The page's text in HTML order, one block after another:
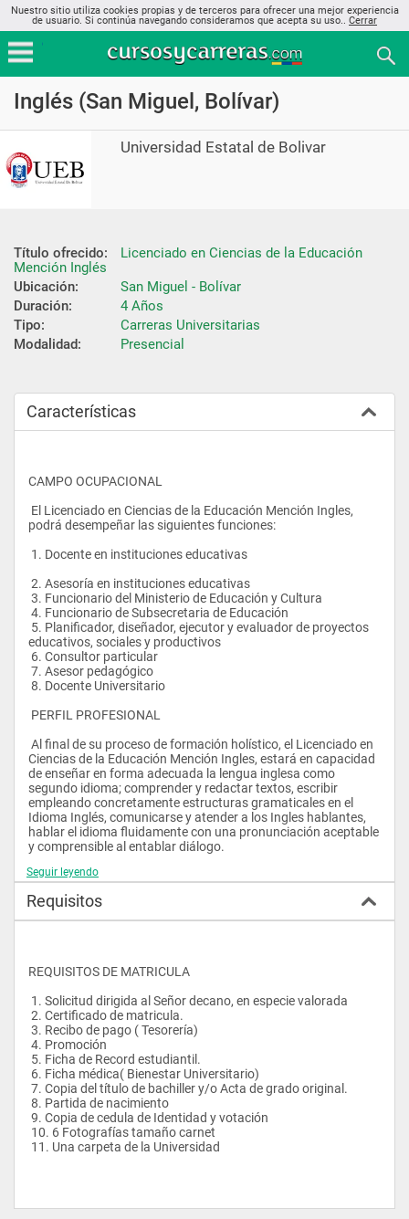
Nuestro sitio utiliza cookies propias y de terceros para ofrecer una mejor experiencia
de usuario. Si continúa navegando consideramos que acepta su uso.. Cerrar
Inglés (San Miguel, Bolívar)
Universidad Estatal de Bolivar
Título ofrecido:
Licenciado en Ciencias de la Educación
Mención Inglés
Ubicación:
San Miguel - Bolívar
Duración:
4 Años
Tipo:
Carreras Universitarias
Modalidad:
Presencial
Características
CAMPO OCUPACIONAL
podrá desempeñar las siguientes funciones:
1. Docente en instituciones educativas
2. Asesoría en instituciones educativas
3. Funcionario del Ministerio de Educación y Cultura
4. Funcionario de Subsecretaria de Educación
educativos, sociales y productivos
6. Consultor particular
7. Asesor pedagógico
8. Docente Universitario
PERFIL PROFESIONAL
Ciencias de la Educación Mención Ingles, estará en capacidad
de enseñar en forma adecuada la lengua inglesa como
segundo idioma; comprender y redactar textos, escribir
empleando concretamente estructuras gramaticales en el
Idioma Inglés, comunicarse y atender a los Ingles hablantes,
hablar el idioma fluidamente con una pronunciación aceptable
y comprensible al entablar diálogo.
Seguir leyendo
Requisitos
REQUISITOS DE MATRICULA
1. Solicitud dirigida al Señor decano, en especie valorada
2. Certificado de matricula.
3. Recibo de pago ( Tesorería)
4. Promoción
5. Ficha de Record estudiantil.
6. Ficha médica( Bienestar Universitario)
7. Copia del título de bachiller y/o Acta de grado original.
8. Partida de nacimiento
9. Copia de cedula de Identidad y votación
10. 6 Fotografías tamaño carnet
11. Una carpeta de la Universidad